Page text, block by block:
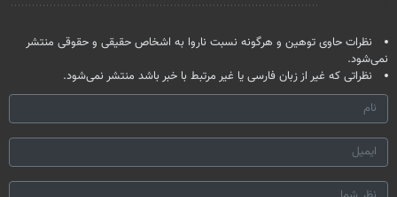
نظرات حاوی توهین و هرگونه نسبت ناروا به اشخاص حقیقی و حقوقی منتشر
نمی‌شود.
نظراتی که غیر از زبان فارسی یا غیر مرتبط با خبر باشد منتشر نمی‌شود.